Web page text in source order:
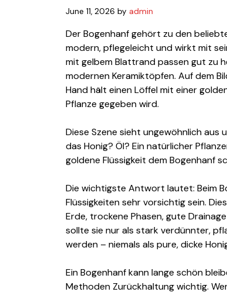
June 11, 2026 by admin
Der Bogenhanf gehört zu den
modern, pflegeleicht und wirkt mit
mit gelbem Blattrand passen gut zu
modernen Keramiktöpfen. Auf dem
Hand hält einen Löffel mit einer
Pflanze gegeben wird.
Diese Szene sieht ungewöhnlich aus
das Honig? Öl? Ein natürlicher
goldene Flüssigkeit dem Bogenhanf
Die wichtigste Antwort lautet: Beim
Flüssigkeiten sehr vorsichtig sein.
Erde, trockene Phasen, gute
sollte sie nur als stark verdünnter,
werden – niemals als pure, dicke
Ein Bogenhanf kann lange schön
Methoden Zurückhaltung wichtig.